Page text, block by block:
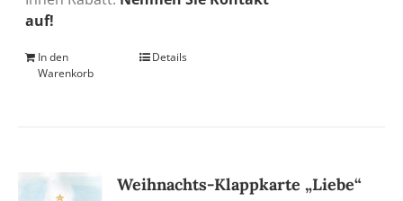
auf!
In den
Warenkorb
Details
Weihnachts-Klappkarte „Liebe“